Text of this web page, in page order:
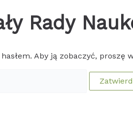
Rady
Aby ją zobaczyć, proszę